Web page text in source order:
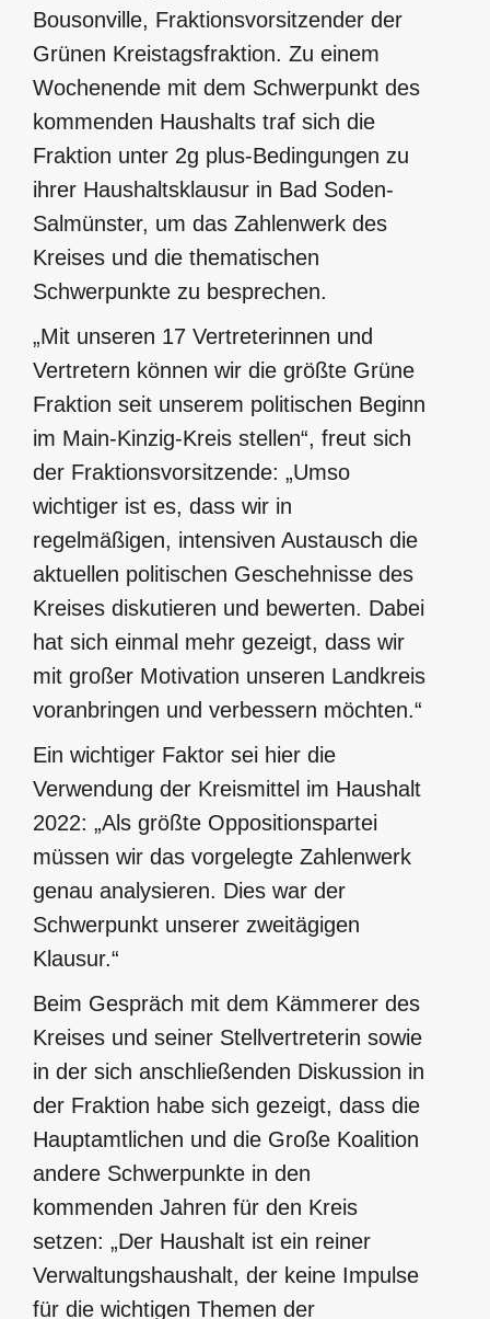
Bousonville, Fraktionsvorsitzender der
Grünen Kreistagsfraktion. Zu einem
Wochenende mit dem Schwerpunkt des
kommenden Haushalts traf sich die
Fraktion unter 2g plus-Bedingungen zu
ihrer Haushaltsklausur in Bad Soden-
Salmünster, um das Zahlenwerk des
Kreises und die thematischen
Schwerpunkte zu besprechen.
„Mit unseren 17 Vertreterinnen und
Vertretern können wir die größte Grüne
Fraktion seit unserem politischen Beginn
im Main-Kinzig-Kreis stellen“, freut sich
der Fraktionsvorsitzende: „Umso
wichtiger ist es, dass wir in
regelmäßigen, intensiven Austausch die
aktuellen politischen Geschehnisse des
Kreises diskutieren und bewerten. Dabei
hat sich einmal mehr gezeigt, dass wir
mit großer Motivation unseren Landkreis
voranbringen und verbessern möchten.“
Ein wichtiger Faktor sei hier die
Verwendung der Kreismittel im Haushalt
2022: „Als größte Oppositionspartei
müssen wir das vorgelegte Zahlenwerk
genau analysieren. Dies war der
Schwerpunkt unserer zweitägigen
Klausur.“
Beim Gespräch mit dem Kämmerer des
Kreises und seiner Stellvertreterin sowie
in der sich anschließenden Diskussion in
der Fraktion habe sich gezeigt, dass die
Hauptamtlichen und die Große Koalition
andere Schwerpunkte in den
kommenden Jahren für den Kreis
setzen: „Der Haushalt ist ein reiner
Verwaltungshaushalt, der keine Impulse
für die wichtigen Themen der